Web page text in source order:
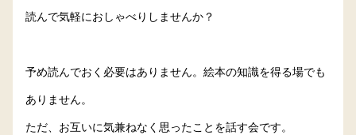
読んで気軽におしゃべりしませんか？
予め読んでおく必要はありません。絵本の知識を得る場でも
ありません。
ただ、お互いに気兼ねなく思ったことを話す会です。